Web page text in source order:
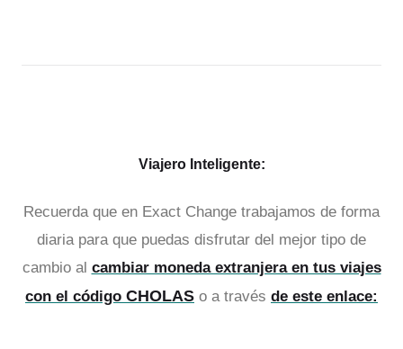
Viajero Inteligente:
Recuerda que en Exact Change trabajamos de forma
diaria para que puedas disfrutar del mejor tipo de
cambio al cambiar moneda extranjera en tus viajes
con el código CHOLAS o a través de este enlace: